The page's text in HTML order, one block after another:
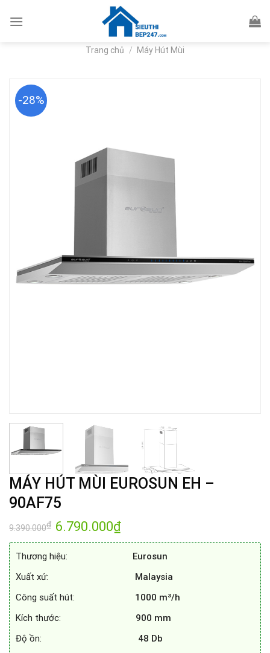
Trang chủ / Máy Hút Mùi
-28%
MÁY HÚT MÙI EUROSUN EH –
90AF75
9.390.000₫ Giá
gốc
là:
6.790.000₫Giá
tại
6.790.000₫.
Thương hiệu:
Eurosun
Xuất xứ:
Malaysia
Công suất hút:
1000 m³/h
Kích thước:
900 mm
Độ ồn: 48 Db